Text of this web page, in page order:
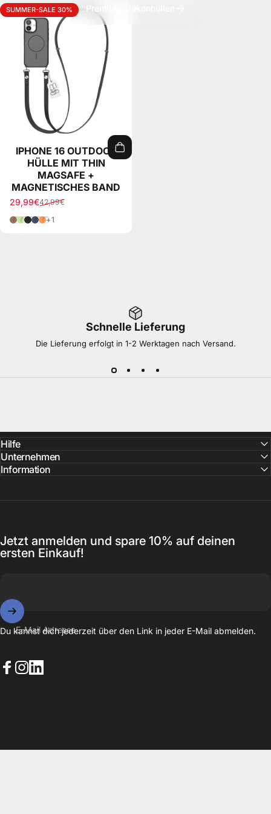
Premium Silikonhüllen
SUMMER-SALE 30%
IPHONE 16 OUTDOOR
HÜLLE MIT THIN
MAGSAFE +
MAGNETISCHES BAND
Verkaufspreis
29,99€
Normaler Preis
42,99€
Braun
Grün
Schwarz
Blau
Orange
+1
Schnelle Lieferung
Die Lieferung erfolgt in 1-2 Werktagen nach Versand.
Hilfe
Unternehmen
Information
Jetzt anmelden und spare 10% auf deinen
ersten Einkauf!
E-Mail Adresse
Du kannst dich jederzeit über den Link in jeder E-Mail abmelden.